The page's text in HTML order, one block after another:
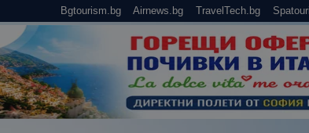
Bgtourism.bg Airnews.bg TravelTech.bg